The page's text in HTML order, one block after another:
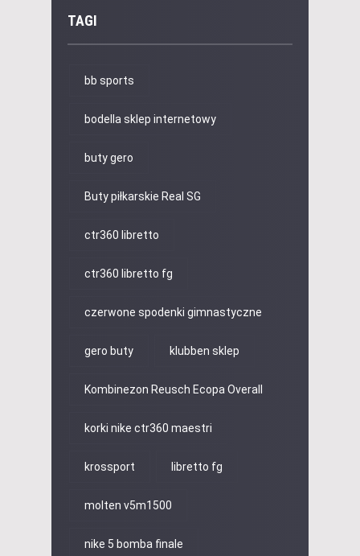
TAGI
bb sports
bodella sklep internetowy
buty gero
Buty piłkarskie Real SG
ctr360 libretto
ctr360 libretto fg
czerwone spodenki gimnastyczne
gero buty klubben sklep
Kombinezon Reusch Ecopa Overall
korki nike ctr360 maestri
krossport libretto fg
molten v5m1500
nike 5 bomba finale